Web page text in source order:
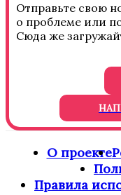
Отправьте свою
о проблеме или
Сюда же
О проекте
Правила